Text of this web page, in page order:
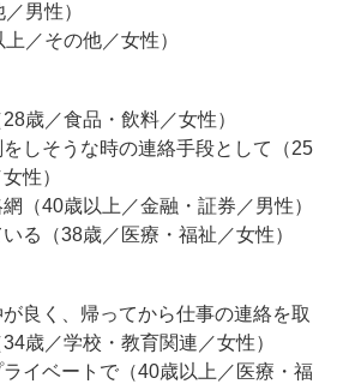
男性）
／その他／女性）
歳／食品・飲料／女性）
をしそうな時の連絡手段として（25
性）
（40歳以上／金融・証券／男性）
る（38歳／医療・福祉／女性）
が良く、帰ってから仕事の連絡を取
歳／学校・教育関連／女性）
ライベートで（40歳以上／医療・福